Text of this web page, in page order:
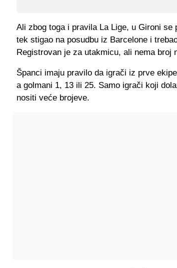
Ali zbog toga i pravila La Lige, u Gironi se
tek stigao na posudbu iz Barcelone i
Registrovan je za utakmicu, ali nema broj
Španci imaju pravilo da igrači iz prve
a golmani 1, 13 ili 25. Samo igrači koji
nositi veće brojeve.